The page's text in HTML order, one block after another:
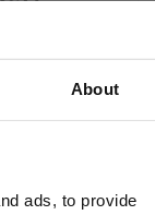
About
ads, to provide
effekter
kan